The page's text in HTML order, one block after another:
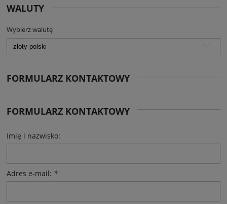
WALUTY
Wybierz walutę
FORMULARZ KONTAKTOWY
FORMULARZ KONTAKTOWY
Imię i nazwisko:
Adres e-mail: *